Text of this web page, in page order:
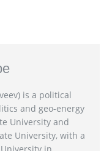
is a political
and geo-energy
University and
University, with a